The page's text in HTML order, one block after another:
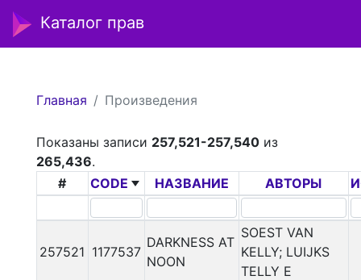
Каталог прав
Главная Произведения
Показаны записи 257,521-257,540из
265,436.
#
CODE НАЗВАНИЕ АВТОРЫ
257521 1177537
DARKNESS AT
NOON
SOEST VAN
KELLY; LUIJKS
TELLY E